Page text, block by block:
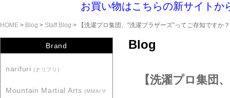
お買い物はこちらの新サイト
HOME > Blog > Staff Blog > 【洗濯プロ集団、”洗濯ブラザーズ”ってご存知ですか
Brand
narifuri(ナリフリ)
Mountain Martial Arts(MMA/マ
Blog
【洗濯プロ集団